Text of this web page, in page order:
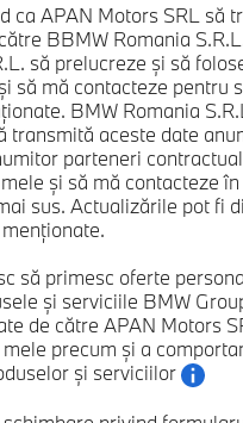
ca APAN Motors SRL să
BBMW Romania
să prelucreze și să
să mă contacteze pentru
BMW Romania
transmită aceste date
parteneri
și să mă contacteze
sus. Actualizările pot fi
să primesc oferte
și serviciile BMW
de către APAN Motors
precum și a
și serviciilor